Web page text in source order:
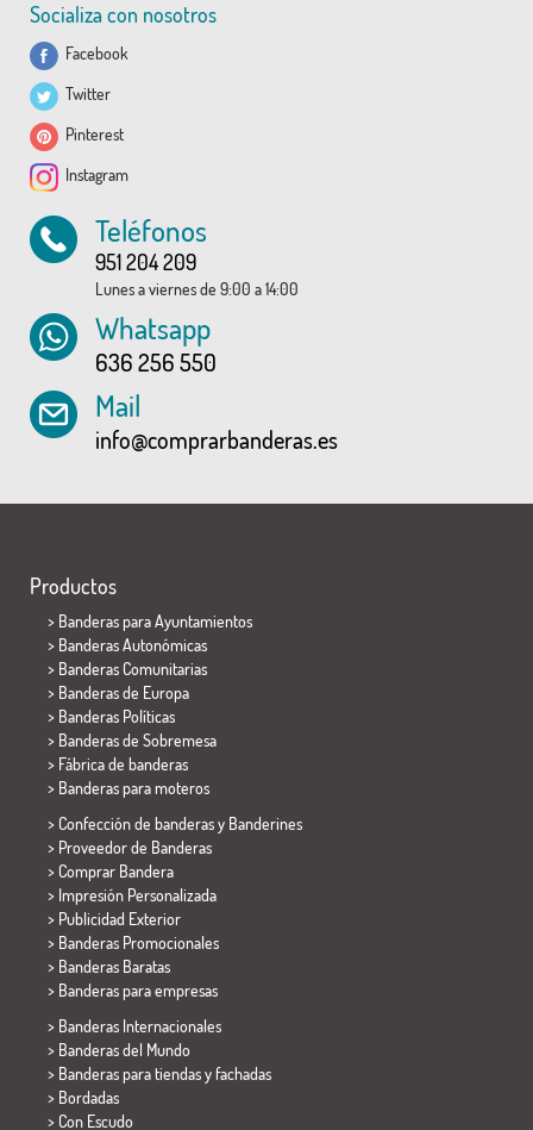
Socializa con nosotros
Facebook
Twitter
Pinterest
Instagram
Teléfonos
951 204 209
Lunes a viernes de 9:00 a 14:00
Whatsapp
636 256 550
Mail
info@comprarbanderas.es
Productos
> Banderas para Ayuntamientos
> Banderas Autonómicas
> Banderas Comunitarias
> Banderas de Europa
> Banderas Políticas
> Banderas de Sobremesa
> Fábrica de banderas
> Banderas para moteros
> Confección de banderas y Banderines
> Proveedor de Banderas
> Comprar Bandera
> Impresión Personalizada
> Publicidad Exterior
> Banderas Promocionales
> Banderas Baratas
> Banderas para empresas
> Banderas Internacionales
> Banderas del Mundo
> Banderas para tiendas y fachadas
> Bordadas
> Con Escudo